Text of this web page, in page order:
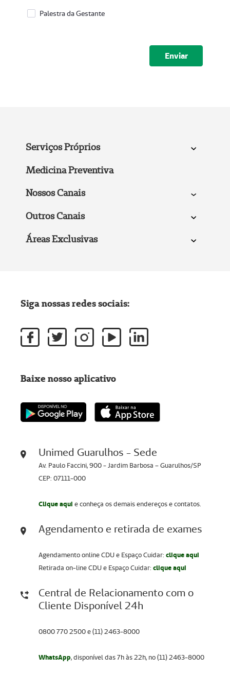
Palestra da Gestante
Submeter
Serviços Próprios
Medicina Preventiva
Nossos Canais
Outros Canais
Áreas Exclusivas
Unimed Guarulhos - Sede
Av. Paulo Faccini, 900 - Jardim Barbosa – Guarulhos/SP
CEP: 07111-000
Clique aqui e conheça os demais endereços e contatos.
Agendamento e retirada de exames
Agendamento online CDU e Espaço Cuidar: clique aqui
Retirada on-line CDU e Espaço Cuidar: clique aqui
Central de Relacionamento com o
Cliente Disponível 24h
0800 770 2500 e (11) 2463-8000
WhatsApp, disponível das 7h às 22h, no (11) 2463-8000
Siga nossas redes sociais:
Baixe nosso aplicativo